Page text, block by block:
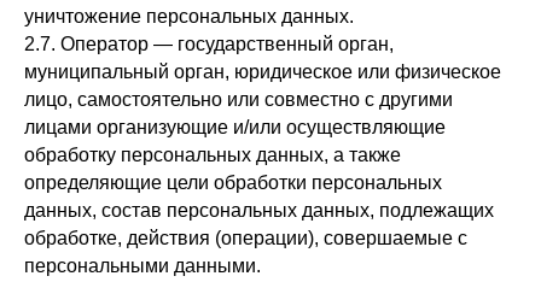
уничтожение персональных данных.
2.7. Оператор — государственный орган,
муниципальный орган, юридическое или физическое
лицо, самостоятельно или совместно с другими
лицами организующие и/или осуществляющие
обработку персональных данных, а также
определяющие цели обработки персональных
данных, состав персональных данных, подлежащих
обработке, действия (операции), совершаемые с
персональными данными.